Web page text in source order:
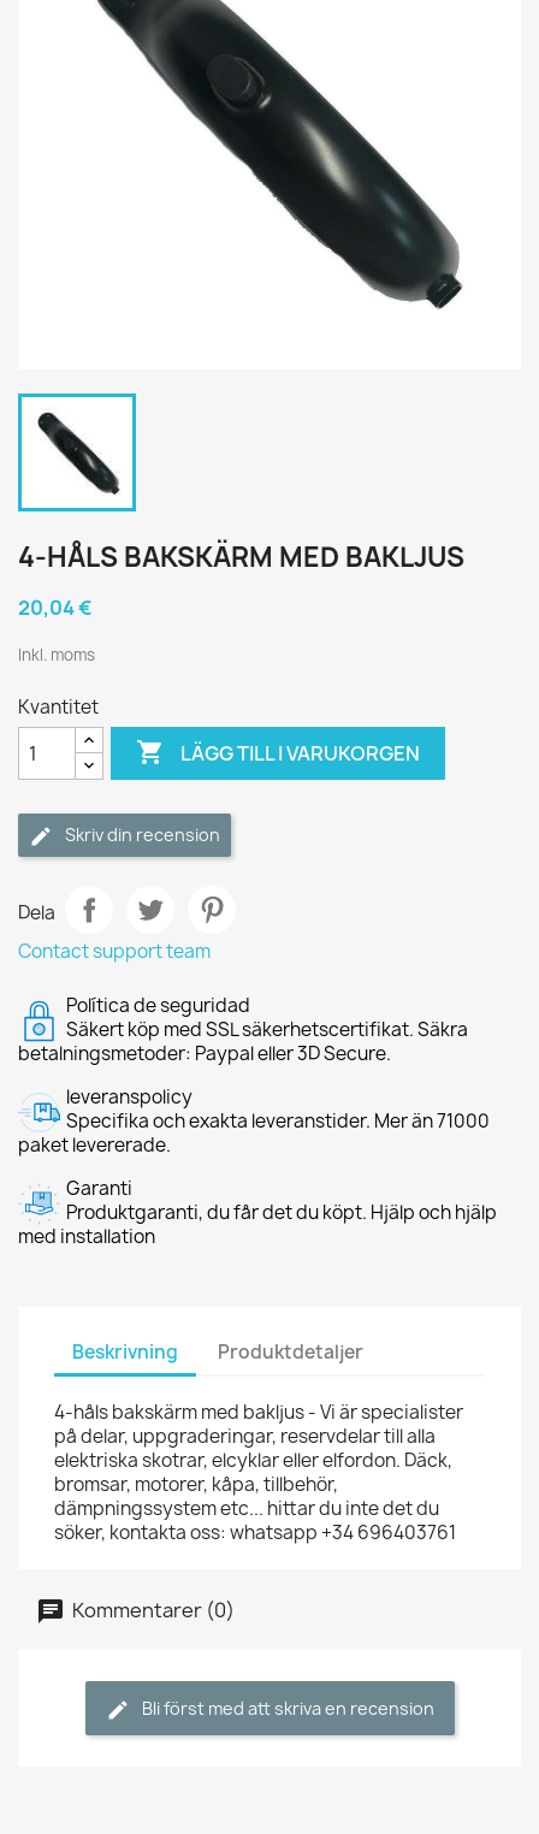
4-HÅLS BAKSKÄRM MED BAKLJUS
20,04 €
Inkl. moms
Kvantitet
 LÄGG TILL I VARUKORGEN
Skriv din recension
Dela
Contact support team
Política de seguridad
Säkert köp med SSL säkerhetscertifikat. Säkra
betalningsmetoder: Paypal eller 3D Secure.
leveranspolicy
Specifika och exakta leveranstider. Mer än 71000
paket levererade.
Garanti
Produktgaranti, du får det du köpt. Hjälp och hjälp
med installation
Beskrivning Produktdetaljer
4-håls bakskärm med bakljus - Vi är specialister
på delar, uppgraderingar, reservdelar till alla
elektriska skotrar, elcyklar eller elfordon. Däck,
bromsar, motorer, kåpa, tillbehör,
dämpningssystem etc... hittar du inte det du
söker, kontakta oss: whatsapp +34 696403761
Kommentarer (0)
Bli först med att skriva en recension